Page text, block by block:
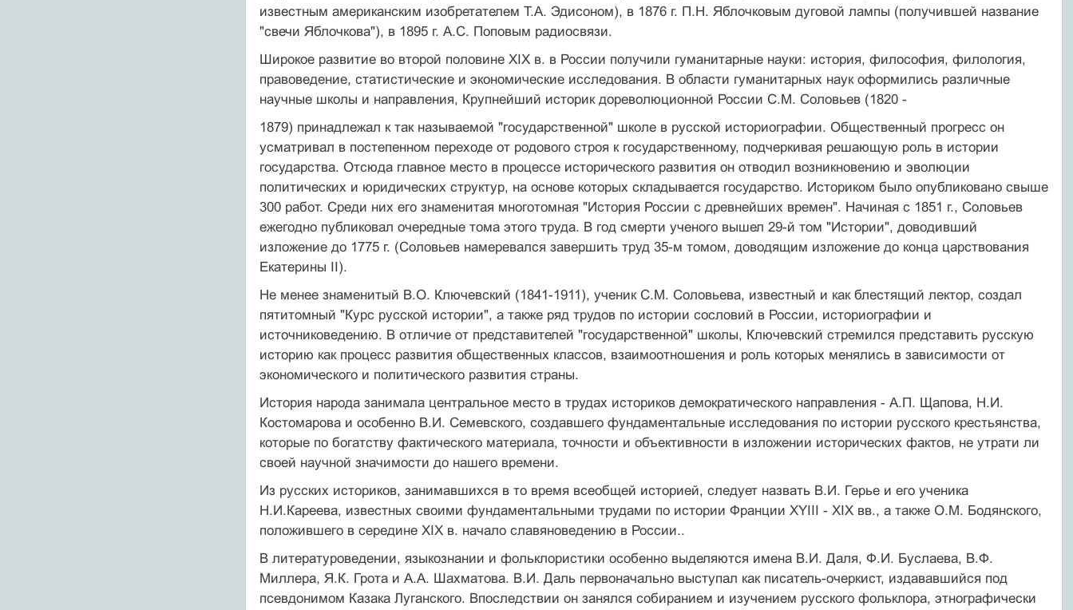
известным американским изобретателем Т.А. Эдисоном), в 1876 г. П.Н. Яблочковым дуговой лампы (получившей название
"свечи Яблочкова"), в 1895 г. А.С. Поповым радиосвязи.
Широкое развитие во второй половине XIX в. в России получили гуманитарные науки: история, философия, филология,
правоведение, статистические и экономические исследования. В области гуманитарных наук оформились различные
научные школы и направления, Крупнейший историк дореволюционной России С.М. Соловьев (1820 -
1879) принадлежал к так называемой "государственной" школе в русской историографии. Общественный прогресс он
усматривал в постепенном переходе от родового строя к государственному, подчеркивая решающую роль в истории
государства. Отсюда главное место в процессе исторического развития он отводил возникновению и эволюции
политических и юридических структур, на основе которых складывается государство. Историком было опубликовано свыше
300 работ. Среди них его знаменитая многотомная "История России с древнейших времен". Начиная с 1851 г., Соловьев
ежегодно публиковал очередные тома этого труда. В год смерти ученого вышел 29-й том "Истории", доводивший
изложение до 1775 г. (Соловьев намеревался завершить труд 35-м томом, доводящим изложение до конца царствования
Екатерины II).
Не менее знаменитый В.О. Ключевский (1841-1911), ученик С.М. Соловьева, известный и как блестящий лектор, создал
пятитомный "Курс русской истории", а также ряд трудов по истории сословий в России, историографии и
источниковедению. В отличие от представителей "государственной" школы, Ключевский стремился представить русскую
историю как процесс развития общественных классов, взаимоотношения и роль которых менялись в зависимости от
экономического и политического развития страны.
История народа занимала центральное место в трудах историков демократического направления - А.П. Щапова, Н.И.
Костомарова и особенно В.И. Семевского, создавшего фундаментальные исследования по истории русского крестьянства,
которые по богатству фактического материала, точности и объективности в изложении исторических фактов, не утрати ли
своей научной значимости до нашего времени.
Из русских историков, занимавшихся в то время всеобщей историей, следует назвать В.И. Герье и его ученика
Н.И.Кареева, известных своими фундаментальными трудами по истории Франции XYIII - XIX вв., а также О.М. Бодянского,
положившего в середине XIX в. начало славяноведению в России..
В литературоведении, языкознании и фольклористики особенно выделяются имена В.И. Даля, Ф.И. Буслаева, В.Ф.
Миллера, Я.К. Грота и А.А. Шахматова. В.И. Даль первоначально выступал как писатель-очеркист, издававшийся под
псевдонимом Казака Луганского. Впоследствии он занялся собиранием и изучением русского фольклора, этнографически